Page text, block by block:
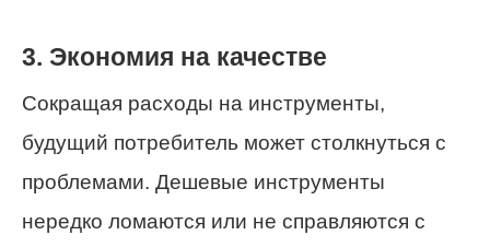
3. Экономия на качестве
Сокращая расходы на инструменты,
будущий потребитель может столкнуться с
проблемами. Дешевые инструменты
нередко ломаются или не справляются с